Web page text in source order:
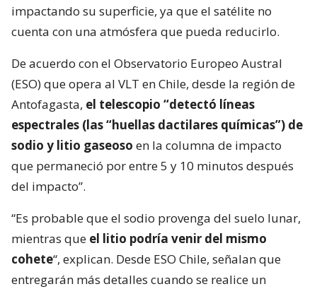
impactando su superficie, ya que el satélite no
cuenta con una atmósfera que pueda reducirlo.
De acuerdo con el Observatorio Europeo Austral
(ESO) que opera al VLT en Chile, desde la región de
Antofagasta, el telescopio “detectó líneas
espectrales (las “huellas dactilares químicas”) de
sodio y litio gaseoso en la columna de impacto
que permaneció por entre 5 y 10 minutos después
del impacto”.
“Es probable que el sodio provenga del suelo lunar,
mientras que el litio podría venir del mismo
cohete“, explican. Desde ESO Chile, señalan que
entregarán más detalles cuando se realice un